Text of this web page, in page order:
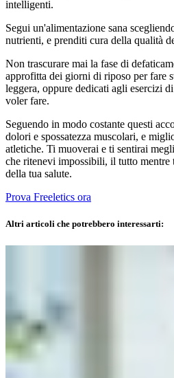
intelligenti.
Segui un'alimentazione sana
nutrienti, e prenditi cura della qualità
Non trascurare mai la fase di
approfitta dei giorni di riposo per fare
leggera, oppure dedicati agli esercizi
voler fare.
Seguendo in modo costante questi
dolori e spossatezza muscolari, e
atletiche. Ti muoverai e ti sentirai
che ritenevi impossibili, il tutto mentre
della tua salute.
Prova Freeletics ora
Altri articoli che potrebbero interessarti: